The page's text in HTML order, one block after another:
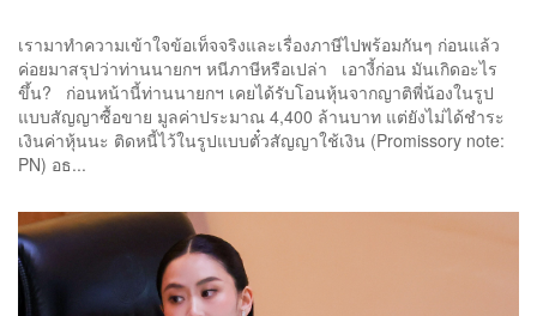
เรามาทำความเข้าใจข้อเท็จจริงและเรื่องภาษีไปพร้อมกันๆ ก่อนแล้ว
ค่อยมาสรุปว่าท่านนายกฯ หนีภาษีหรือเปล่า เอางี้ก่อน มันเกิดอะไร
ขึ้น? ก่อนหน้านี้ท่านนายกฯ เคยได้รับโอนหุ้นจากญาติพี่น้องในรูป
แบบสัญญาซื้อขาย มูลค่าประมาณ 4,400 ล้านบาท แต่ยังไม่ได้ชำระ
เงินค่าหุ้นนะ ติดหนี้ไว้ในรูปแบบตั๋วสัญญาใช้เงิน (Promissory note:
PN) อธ...